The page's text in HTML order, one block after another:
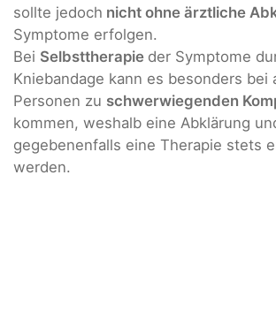
sollte jedoch nicht ohne ärztliche
Symptome erfolgen.
Bei Selbsttherapie der Symptome
Kniebandage kann es besonders bei
Personen zu schwerwiegenden
kommen, weshalb eine Abklärung
gegebenenfalls eine Therapie stets
werden.